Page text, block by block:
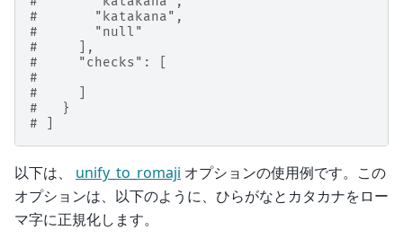
#       "katakana",
#       "null"
#     ],
#     "checks": [
#
#     ]
#   }
# ]
以下は、 unify_to_romaji オプションの使用例です。この
オプションは、以下のように、ひらがなとカタカナをロー
マ字に正規化します。